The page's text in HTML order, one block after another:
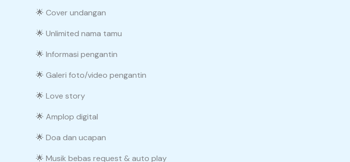
🌟 Cover undangan
🌟 Unlimited nama tamu
🌟 Informasi pengantin
🌟 Galeri foto/video pengantin
🌟 Love story
🌟 Amplop digital
🌟 Doa dan ucapan
🌟 Musik bebas request & auto play